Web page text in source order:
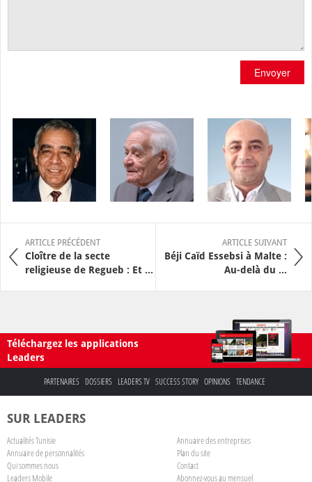
Envoyer
ARTICLE PRÉCÉDENT
Cloître de la secte
religieuse de Regueb : Et ...
ARTICLE SUIVANT
Béji Caïd Essebsi à Malte :
Au-delà du ...
Téléchargez les applications
Leaders
PARTENAIRES DOSSIERS LEADERS TV SUCCESS STORY OPINIONS TENDANCE
SUR LEADERS
Actualités Tunisie
Annuaire des entreprises
Annuaire de personnalités
Plan du site
Qui sommes nous
Contact
Leaders Mobile
Abonnez-vous au mensuel